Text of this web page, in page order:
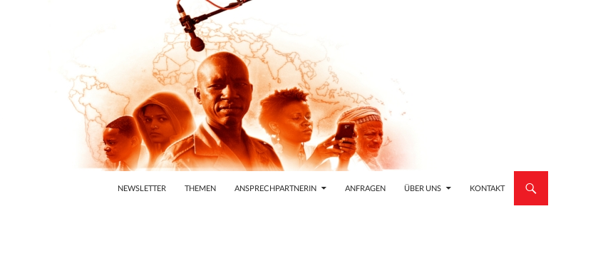
NEWSLETTER
THEMEN ANSPRECHPARTNERIN ANFRAGEN ÜBER UNS KONTAKT